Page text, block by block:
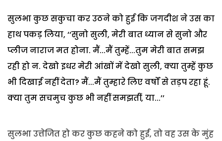
सुलभा कुछ सकुचा कर उठने को हुई कि जगदीश ने उस का
हाथ पकड़ लिया, ‘‘सुनो सुली, मेरी बात ध्यान से सुनो और
प्लीज नाराज मत होना. मैं...मैं तुम्हें...तुम मेरी बात समझ
रही हो न. देखो इधर मेरी आंखों में देखो सुली, क्या तुम्हें कुछ
भी दिखाई नहीं देता? मैं...मैं तुम्हारे लिए वर्षों से तड़प रहा हूं.
क्या तुम सचमुच कुछ भी नहीं समझतीं, या...’’
सुलभा उत्तेजित हो कर कुछ कहने को हुई, तो वह उस के मुंह